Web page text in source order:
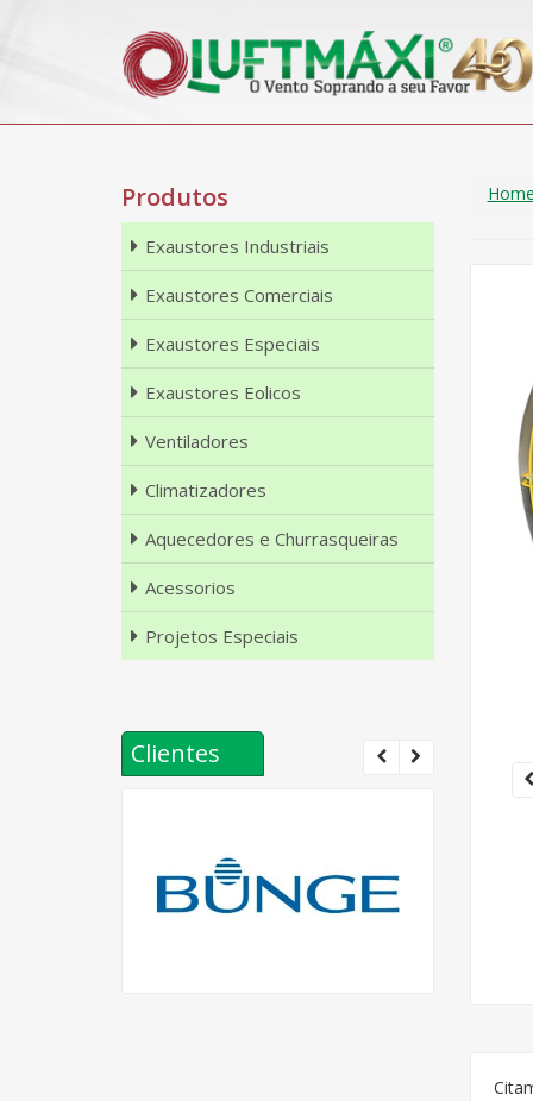
Home
Produtos
Exaustores Industriais
Exaustores Comerciais
Exaustores Especiais
Exaustores Eolicos
Ventiladores
Climatizadores
Aquecedores e Churrasqueiras
Acessorios
Projetos Especiais
Clientes